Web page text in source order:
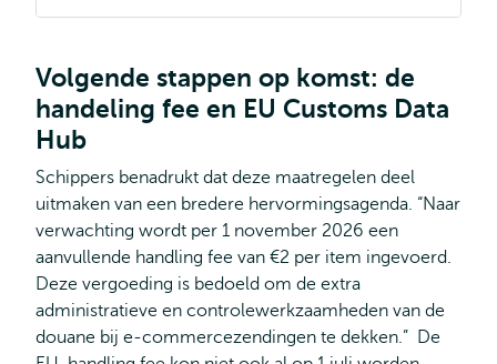
Volgende stappen op komst: de
handeling fee en EU Customs Data
Hub
Schippers benadrukt dat deze maatregelen deel
uitmaken van een bredere hervormingsagenda. “Naar
verwachting wordt per 1 november 2026 een
aanvullende handling fee van €2 per item ingevoerd.
Deze vergoeding is bedoeld om de extra
administratieve en controlewerkzaamheden van de
douane bij e‑commercezendingen te dekken.” De